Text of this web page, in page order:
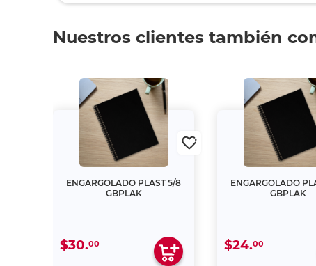
Nuestros clientes también
ENGARGOLADO PLAST 5/8
GBPLAK
$30.00
ENGARGOLADO
GBPLAK
$24.00